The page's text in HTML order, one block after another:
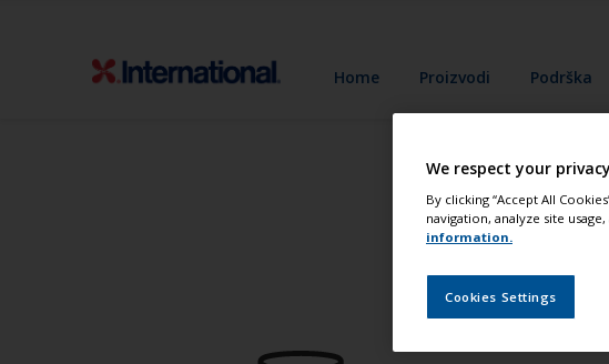
Home Proizvodi Podrška
We respect your
By clicking “Accept All
navigation, analyze site
information.
Cookies Settings